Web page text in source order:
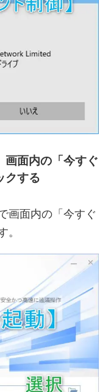
画面内の「今すぐ
クする
画面内の「今すぐ
。